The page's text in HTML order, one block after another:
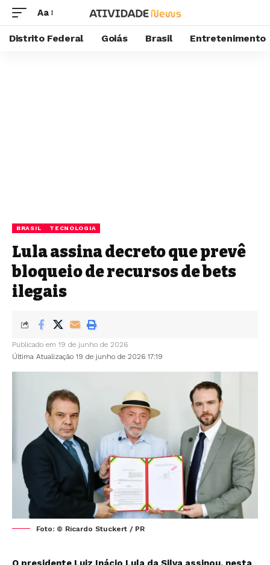
Aa
Distrito Federal Goiás Brasil Entretenimento
BRASIL TECNOLOGIA
Lula assina decreto que prevê
bloqueio de recursos de bets
ilegais
Última Atualização 19 de junho de 2026 17:19
Publicado em 19 de junho de 2026
Foto: © Ricardo Stuckert / PR